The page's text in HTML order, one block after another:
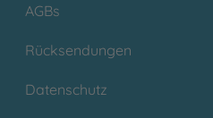
AGBs
Rücksendungen
Datenschutz